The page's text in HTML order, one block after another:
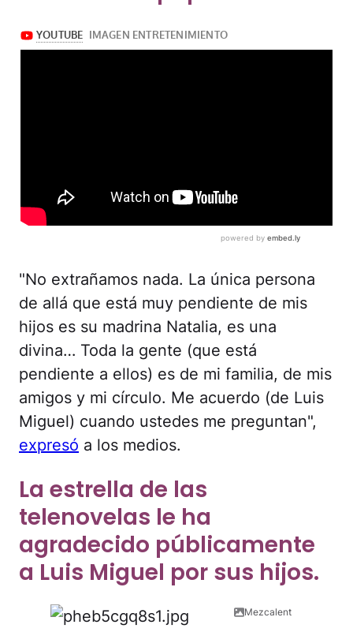
"No extrañamos nada. La única persona
de allá que está muy pendiente de mis
hijos es su madrina Natalia, es una
divina… Toda la gente (que está
pendiente a ellos) es de mi familia, de mis
amigos y mi círculo. Me acuerdo (de Luis
Miguel) cuando ustedes me preguntan",
expresó a los medios.
La estrella de las
telenovelas le ha
agradecido públicamente
a Luis Miguel por sus hijos.
Mezcalent